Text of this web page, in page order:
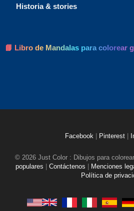
Historia & stories
📘 Libro de Mandalas para colorear
Facebook Pinterest
© 2026 Just Color : Dibujos para
populares
Contáctenos Menciones
Política de